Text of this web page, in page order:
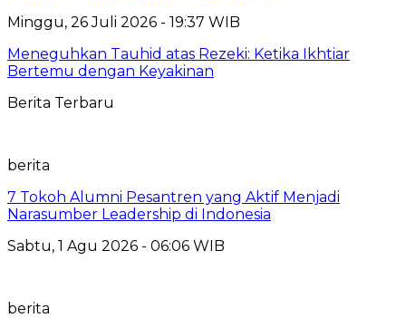
Minggu, 26 Juli 2026 - 19:37 WIB
Meneguhkan Tauhid atas Rezeki: Ketika Ikhtiar
Bertemu dengan Keyakinan
Berita Terbaru
berita
7 Tokoh Alumni Pesantren yang Aktif Menjadi
Narasumber Leadership di Indonesia
Sabtu, 1 Agu 2026 - 06:06 WIB
berita